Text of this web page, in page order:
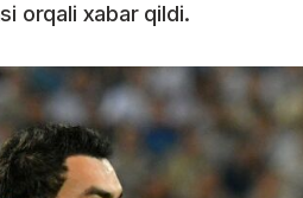
orqali xabar qildi.